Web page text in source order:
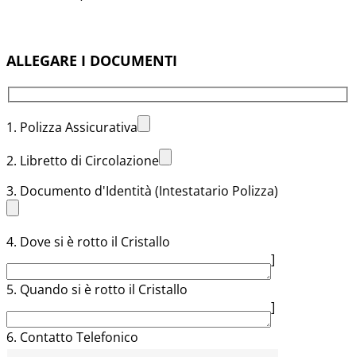
ALLEGARE I DOCUMENTI
1. Polizza Assicurativa
2. Libretto di Circolazione
3. Documento d'Identità (Intestatario Polizza)
4. Dove si è rotto il Cristallo
]
5. Quando si è rotto il Cristallo
]
6. Contatto Telefonico